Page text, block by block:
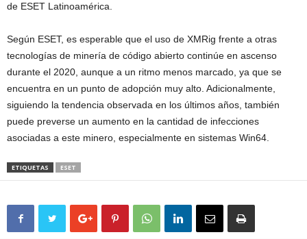
de ESET Latinoamérica.
Según ESET, es esperable que el uso de XMRig frente a otras
tecnologías de minería de código abierto continúe en ascenso
durante el 2020, aunque a un ritmo menos marcado, ya que se
encuentra en un punto de adopción muy alto. Adicionalmente,
siguiendo la tendencia observada en los últimos años, también
puede preverse un aumento en la cantidad de infecciones
asociadas a este minero, especialmente en sistemas Win64.
ETIQUETAS ESET